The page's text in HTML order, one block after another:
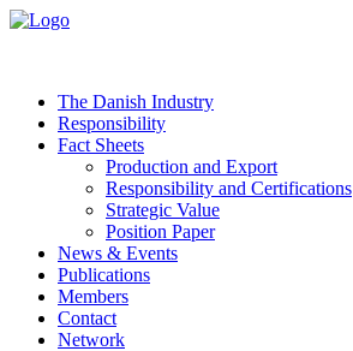
The Danish Industry
Responsibility
Fact Sheets
Production and Export
Responsibility and Certifications
Strategic Value
Position Paper
News & Events
Publications
Members
Contact
Network